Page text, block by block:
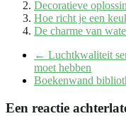
Decoratieve
Hoe richt je een
De charme van
← Luchtkwaliteit
moet hebben
Boekenwand
Een reactie